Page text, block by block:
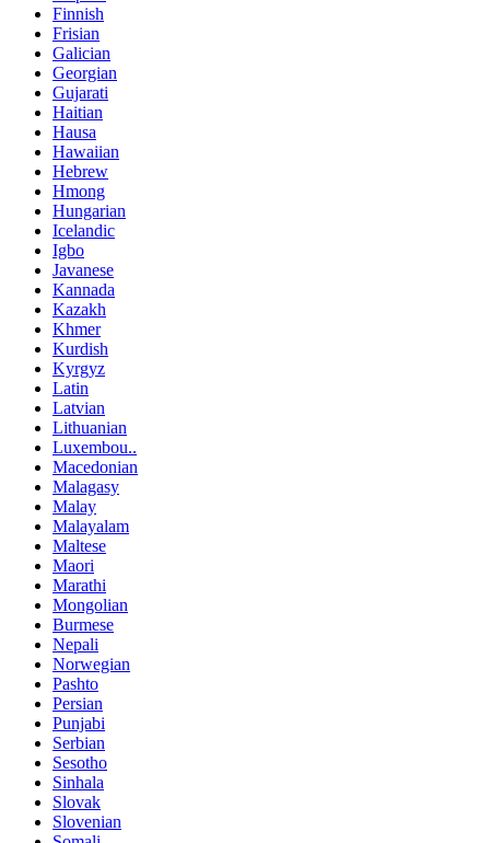
Finnish
Frisian
Galician
Georgian
Gujarati
Haitian
Hausa
Hawaiian
Hebrew
Hmong
Hungarian
Icelandic
Igbo
Javanese
Kannada
Kazakh
Khmer
Kurdish
Kyrgyz
Latin
Latvian
Lithuanian
Luxembou..
Macedonian
Malagasy
Malay
Malayalam
Maltese
Maori
Marathi
Mongolian
Burmese
Nepali
Norwegian
Pashto
Persian
Punjabi
Serbian
Sesotho
Sinhala
Slovak
Slovenian